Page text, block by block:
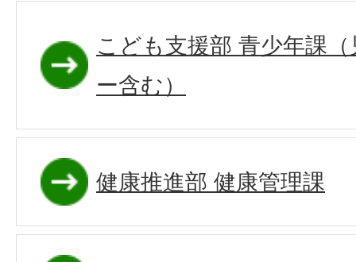
こども支援部 青少年課
ー含む）
健康推進部 健康管理課